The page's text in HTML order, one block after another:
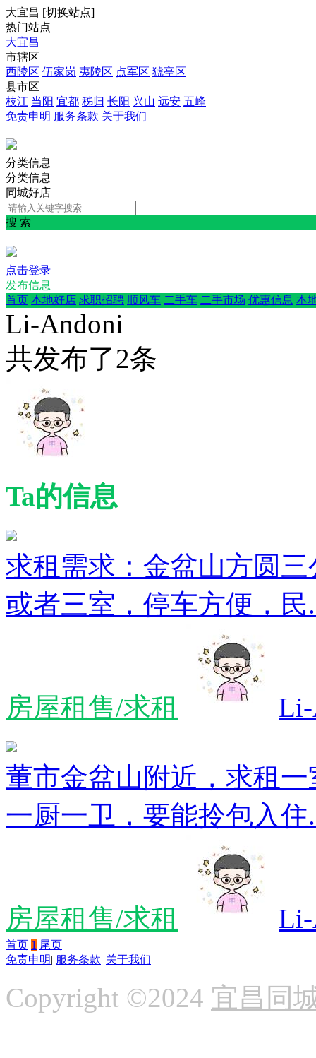
大宜昌 [切换站点]
热门站点
大宜昌
市辖区
西陵区 伍家岗 夷陵区 点军区 猇亭区
县市区
枝江 当阳 宜都 秭归 长阳 兴山 远安 五峰
免责申明 服务条款 关于我们
分类信息
分类信息
同城好店
搜 索
点击登录
发布信息
首页 本地好店 求职招聘 顺风车 二手车 二手市场 优惠信息 本
Li-Andoni
共发布了2条
Ta的信息
求租需求：金盆山方圆
或者三室，停车方便，民
房屋租售/求租
董市金盆山附近，求租
一厨一卫，要能拎包入住
房屋租售/求租
首页 1 尾页
免责申明| 服务条款| 关于我们
Copyright ©2024 宜昌同